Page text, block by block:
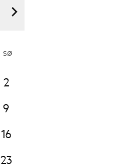
sø
2
9
16
23